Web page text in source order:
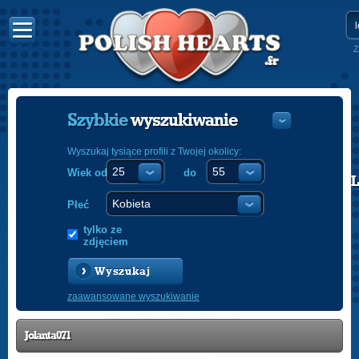
POLISH
Szybkiewyszukiwanie
Wyszukaj tysiące profili z Twojej okolicy:
Wiek od do
Płeć
tylko ze
zdjęciem
Wyszukaj
zaawansowane wyszukiwanie
Jolanta071